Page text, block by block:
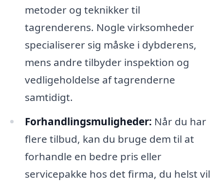
metoder og teknikker til
tagrenderens. Nogle virksomheder
specialiserer sig måske i dybderens,
mens andre tilbyder inspektion og
vedligeholdelse af tagrenderne
samtidigt.
Forhandlingsmuligheder: Når du har
flere tilbud, kan du bruge dem til at
forhandle en bedre pris eller
servicepakke hos det firma, du helst vil